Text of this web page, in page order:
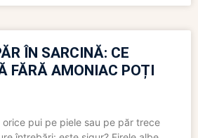
ÎN SARCINĂ: CE
FĂRĂ AMONIAC POȚI
pui pe piele sau pe păr trece